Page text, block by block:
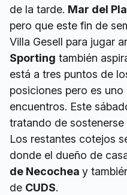
de la tarde. Mar del
pero que este fin de
Villa Gesell para jugar
Sporting también
está a tres puntos de
posiciones pero es
encuentros. Este
tratando de
Los restantes cotejos
donde el dueño de
de Necochea y
de CUDS.